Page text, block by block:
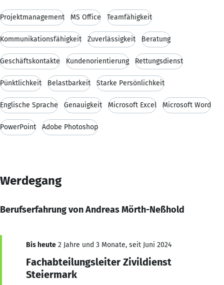
Projektmanagement MS Office Teamfähigkeit
Kommunikationsfähigkeit Zuverlässigkeit Beratung
Geschäftskontakte Kundenorientierung Rettungsdienst
Pünktlichkeit Belastbarkeit Starke Persönlichkeit
Englische Sprache Genauigkeit Microsoft Excel Microsoft Word
PowerPoint Adobe Photoshop
Werdegang
Berufserfahrung von Andreas Mörth-Neßhold
Bis heute 2 Jahre und 3 Monate, seit Juni 2024
Fachabteilungsleiter Zivildienst
Steiermark